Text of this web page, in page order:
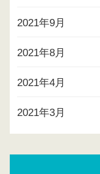
2021年9月
2021年8月
2021年4月
2021年3月